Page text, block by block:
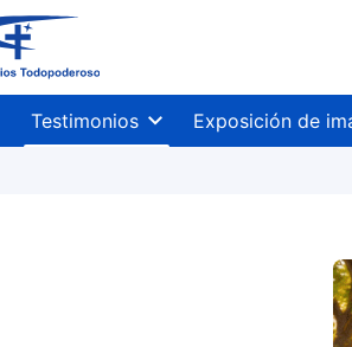
Testimonios Exposición de